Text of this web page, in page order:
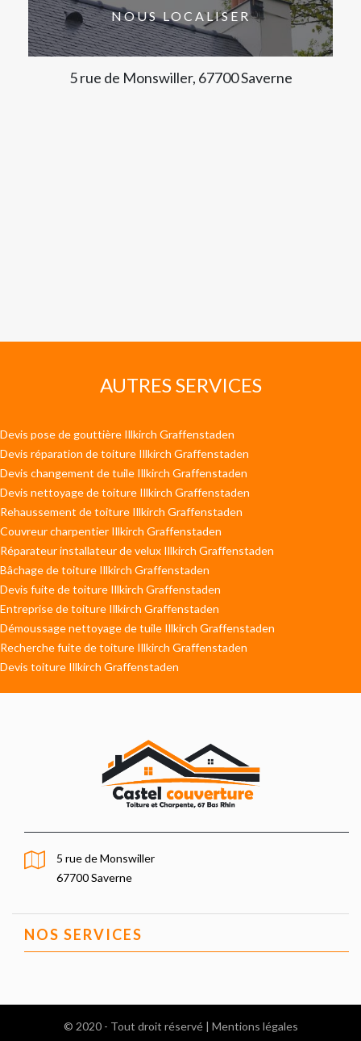
NOUS LOCALISER
5 rue de Monswiller, 67700 Saverne
AUTRES SERVICES
Devis pose de gouttière Illkirch Graffenstaden
Devis réparation de toiture Illkirch Graffenstaden
Devis changement de tuile Illkirch Graffenstaden
Devis nettoyage de toiture Illkirch Graffenstaden
Rehaussement de toiture Illkirch Graffenstaden
Couvreur charpentier Illkirch Graffenstaden
Réparateur installateur de velux Illkirch Graffenstaden
Bâchage de toiture Illkirch Graffenstaden
Devis fuite de toiture Illkirch Graffenstaden
Entreprise de toiture Illkirch Graffenstaden
Démoussage nettoyage de tuile Illkirch Graffenstaden
Recherche fuite de toiture Illkirch Graffenstaden
Devis toiture Illkirch Graffenstaden
5 rue de Monswiller
67700 Saverne
NOS SERVICES
© 2020 - Tout droit réservé | Mentions légales